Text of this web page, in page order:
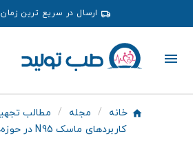
ارسال در سریع ترین
خانه مجله
مطالب
کاربردهای ماسک N95 در حوزه‌های مختلف